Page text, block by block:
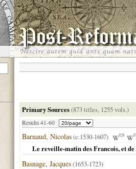
Primary Sources(873 titles, 1255 vols.)
Results 41-60
Barnaud, Nicolas(c.1530-1607) EN
Le reveille-matin des Francois, et de
Basnage, Jacques(1653-1723)